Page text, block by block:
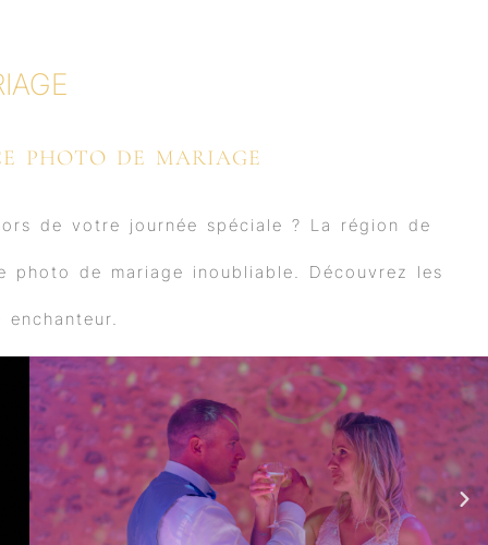
PHOTO DE MARIAGE
de votre journée spéciale ? La région de
photo de mariage inoubliable. Découvrez les